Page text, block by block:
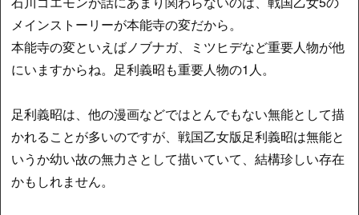
メインストーリーが本能寺の変だから。
本能寺の変といえばノブナガ、ミツヒデなど重要人物が他
にいますからね。足利義昭も重要人物の1人。
足利義昭は、他の漫画などではとんでもない無能として描
かれることが多いのですが、戦国乙女版足利義昭は無能と
いうか幼い故の無力さとして描いていて、結構珍しい存在
かもしれません。